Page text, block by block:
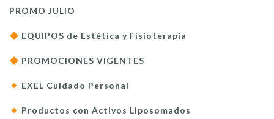
PROMO JULIO
EQUIPOS de Estética y Fisioterapia
PROMOCIONES VIGENTES
EXEL Cuidado Personal
Productos con Activos Liposomados